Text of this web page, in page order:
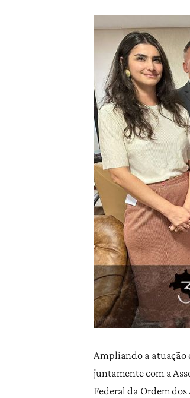
Ampliando a atuação
juntamente com a
Federal da Ordem